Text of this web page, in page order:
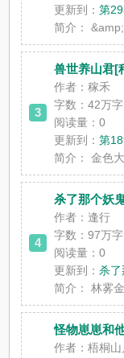
更新到：第
简介：
3
兽世养山君[
作者：稼禾
字数：42万字
阅读量：0
更新到：第
简介：
金色
4
杀了那个妖
作者：逢行
字数：97万字
阅读量：0
更新到：杀
简介：
林雾
怪物崽崽和
作者：梧桐山